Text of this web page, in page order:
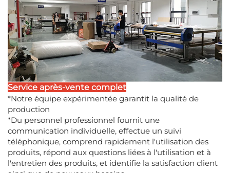
Service après-vente complet
*Notre équipe expérimentée garantit la qualité de
production
*Du personnel professionnel fournit une
communication individuelle, effectue un suivi
téléphonique, comprend rapidement l'utilisation des
produits, répond aux questions liées à l'utilisation et à
l'entretien des produits, et identifie la satisfaction client